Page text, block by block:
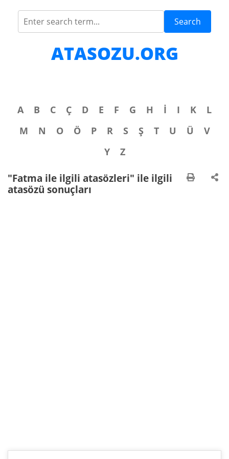
Search
ATASOZU.ORG
A B C Ç D E F G H İ I K
L
M
N O Ö P R S Ş T U Ü
V
Y
Z
"Fatma ile ilgili atasözleri" ile ilgili
atasözü sonuçları